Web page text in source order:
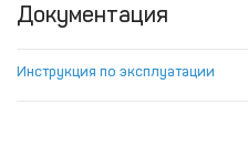
Документация
Инструкция по эксплуатации